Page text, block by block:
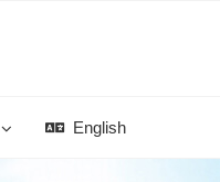
English